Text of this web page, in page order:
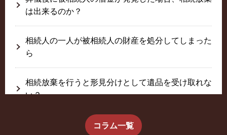
は出来るのか？
相続人の一人が被相続人の財産を処分してしまった
ら
相続放棄を行うと形見分けとして遺品を受け取れな
い？
生前に相続放棄すると約束した念書は有効か？
コラム一覧